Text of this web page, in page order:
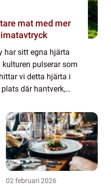
har sitt egna hjärta
pulserar som
vi detta hjärta i
där hantverk,
02 februari 2026